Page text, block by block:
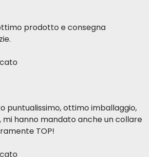
prodotto e consegna
puntualissimo, ottimo imballaggio,
hanno mandato anche un collare
TOP!